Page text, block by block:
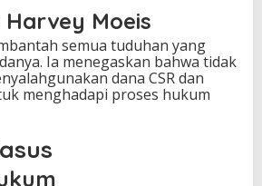
Moeis
semua tuduhan yang
Ia menegaskan bahwa tidak
dana CSR dan
menghadapi proses hukum